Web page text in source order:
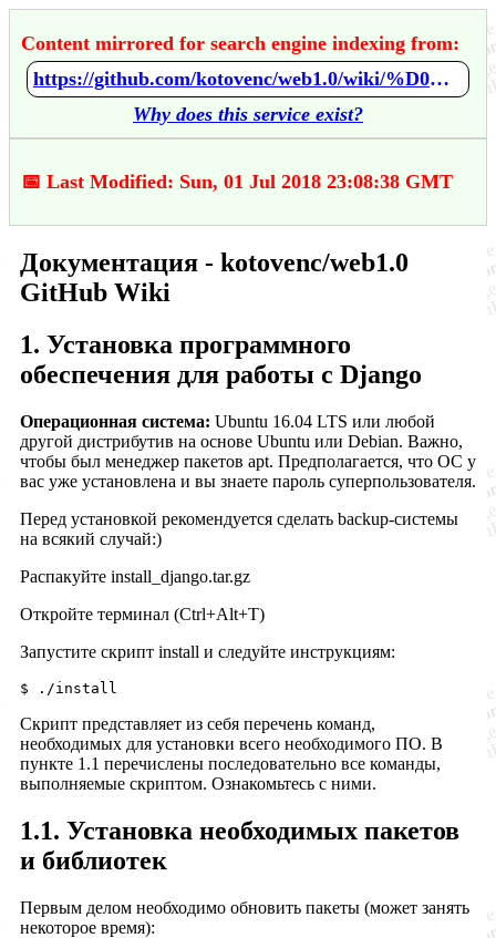
Content mirrored for search engine indexing from:
https://github.com/kotovenc/web1.0/wiki/%D0%94%D0%BE%D0%BA%D1%83%D0%BC%D0%B5%D0%BD%D1%82%D0%B0%D1%86%D0%B8%D1%8F
Why does this service exist?
📅 Last Modified: Sun, 01 Jul 2018 23:08:38 GMT
Документация - kotovenc/web1.0
GitHub Wiki
1. Установка программного
обеспечения для работы с Django
Операционная система: Ubuntu 16.04 LTS или любой
другой дистрибутив на основе Ubuntu или Debian. Важно,
чтобы был менеджер пакетов apt. Предполагается, что ОС у
вас уже установлена и вы знаете пароль суперпользователя.
Перед установкой рекомендуется сделать backup-системы
на всякий случай:)
Распакуйте install_django.tar.gz
Откройте терминал (Ctrl+Alt+T)
Запустите скрипт install и следуйте инструкциям:
Скрипт представляет из себя перечень команд,
необходимых для установки всего необходимого ПО. В
пункте 1.1 перечислены последовательно все команды,
выполняемые скриптом. Ознакомьтесь с ними.
1.1. Установка необходимых пакетов
и библиотек
Первым делом необходимо обновить пакеты (может занять
некоторое время):